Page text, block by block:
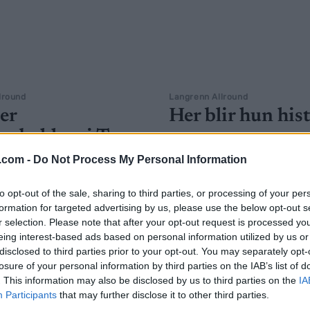
- Do Not Process My Personal Information
opt-out of the sale, sharing to third parties, or processing of your
for targeted advertising by us, please use the below opt-out
selection. Please note that after your opt-out request is processed
interest-based ads based on personal information utilized by us
to third parties prior to your opt-out. You may separately
of your personal information by third parties on the IAB’s list of
This information may also be disclosed by us to third parties on the
Participants that may further disclose it to other third parties.
i Tour
Alpe Cermis:
høydemeter forseres? Hvem
Hvor mange ganger
ledertrøyen byttet eier
den siste etappen?
Langrenn Allround
Her blir hun
Tour de Ski, men hvor mye
vinne med. Nå er hun